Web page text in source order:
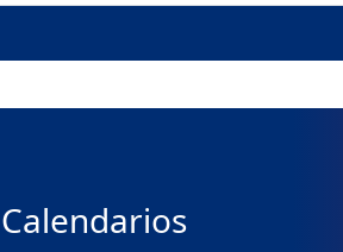
Calendarios